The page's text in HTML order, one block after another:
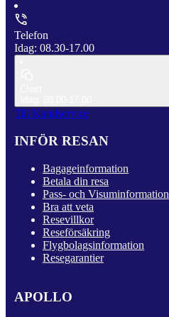
Telefon
Idag: 08.30-17.00
Till Kundservice
INFÖR RESAN
Bagageinformation
Betala din resa
Pass- och Visuminformation
Bra att veta
Resevillkor
Reseförsäkring
Flygbolagsinformation
Resegarantier
APOLLO